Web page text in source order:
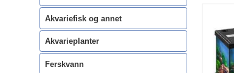
Akvariefisk og annet
Akvarieplanter
Ferskvann